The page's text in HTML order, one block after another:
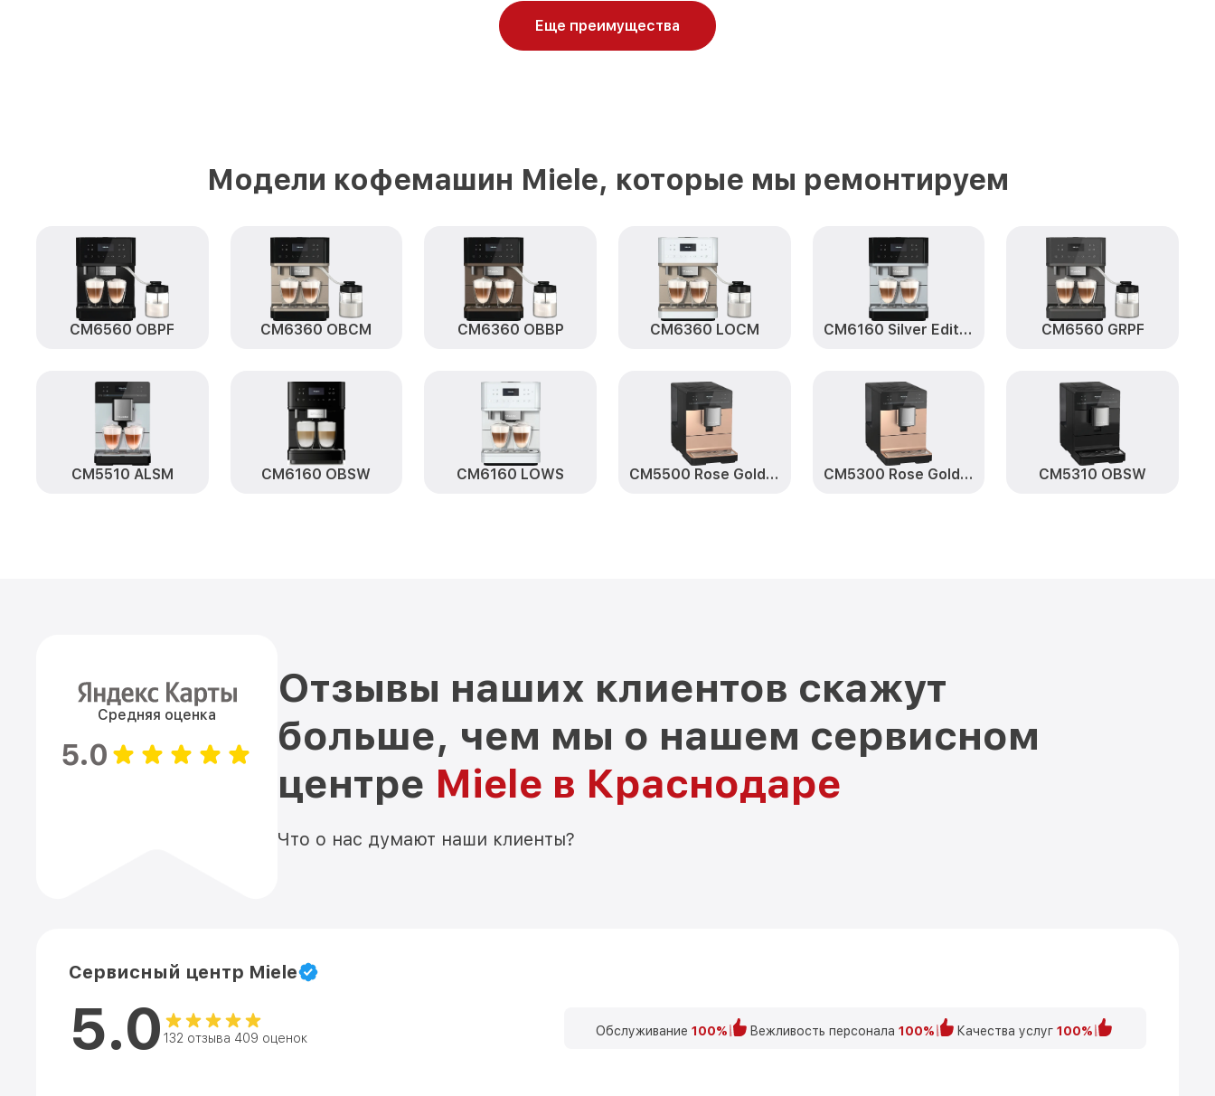
Еще преимущества
Модели кофемашин Miele, которые мы ремонтируем
CM6560 OBPF CM6360 OBCM CM6360 OBBP CM6360 LOCM CM6160 Silver Edition CM6560 GRPF
CM5510 ALSM CM6160 OBSW CM6160 LOWS CM5500 Rose Gold ROPF CM5300 Rose Gold ROPF CM5310 OBSW
Средняя оценка
5.0
Отзывы наших клиентов скажут
больше, чем мы о нашем сервисном
центре Miele в Краснодаре
Что о нас думают наши клиенты?
Сервисный центр Miele
5.0 132 отзыва 409 оценок Обслуживание 100% Вежливость персонала 100% Качества услуг 100%